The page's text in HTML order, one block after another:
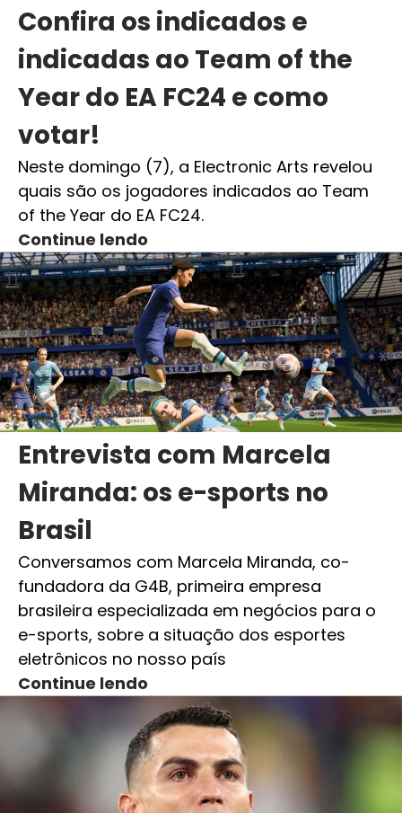
Confira os indicados e
indicadas ao Team of the
Year do EA FC24 e como
votar!
Neste domingo (7), a Electronic Arts revelou
quais são os jogadores indicados ao Team
of the Year do EA FC24.
Continue lendo
Entrevista com Marcela
Miranda: os e-sports no
Brasil
Conversamos com Marcela Miranda, co-
fundadora da G4B, primeira empresa
brasileira especializada em negócios para o
e-sports, sobre a situação dos esportes
eletrônicos no nosso país
Continue lendo